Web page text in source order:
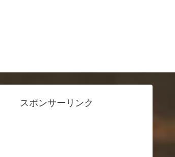
スポンサーリンク